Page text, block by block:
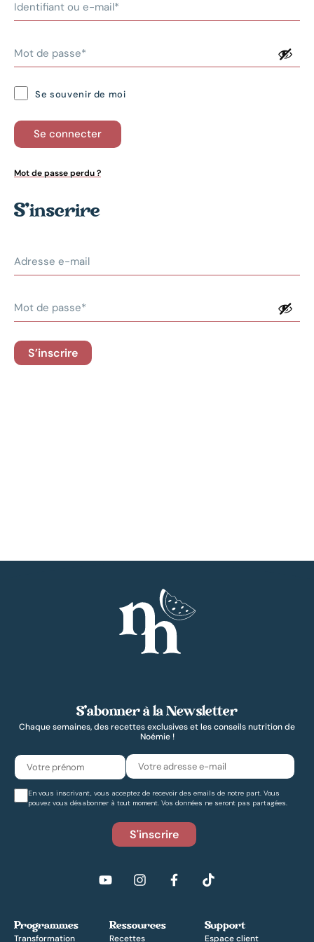
Se souvenir de moi
Se connecter
Mot de passe perdu ?
S’inscrire
S’inscrire
S’abonner à la Newsletter
Chaque semaines, des recettes exclusives et les conseils nutrition de
Noémie !
En vous inscrivant, vous acceptez de recevoir des emails de notre part. Vous
pouvez vous désabonner à tout moment. Vos données ne seront pas partagées.
Programmes
Transformation
Ressources
Recettes
Support
Espace client